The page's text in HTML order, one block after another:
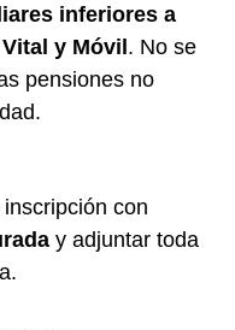
inferiores a
y Móvil . No se
pensiones no
con
y adjuntar toda